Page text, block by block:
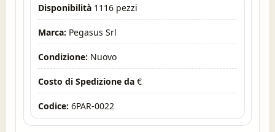
Disponibilità 1116 pezzi
Marca: Pegasus Srl
Condizione: Nuovo
Costo di Spedizione da €
Codice: 6PAR-0022